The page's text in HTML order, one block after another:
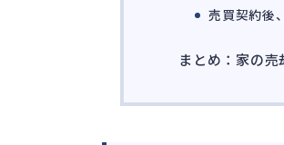
売買契約後
まとめ：家の